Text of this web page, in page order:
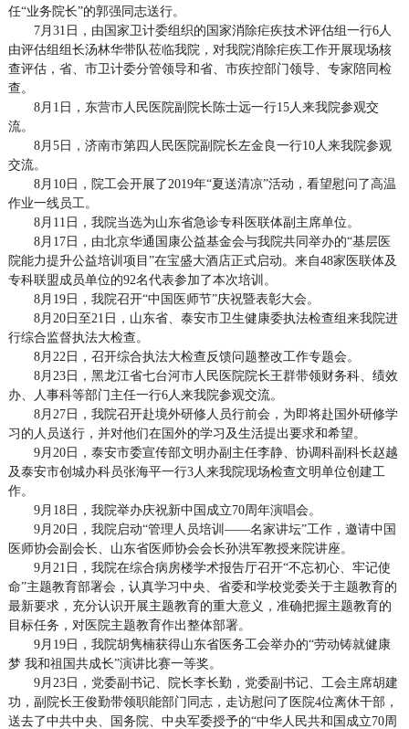
任“业务院长”的郭强同志送行。
7月31日，由国家卫计委组织的国家消除疟疾技术评估组一行6人
由评估组组长汤林华带队莅临我院，对我院消除疟疾工作开展现场核
查评估，省、市卫计委分管领导和省、市疾控部门领导、专家陪同检
查。
8月1日，东营市人民医院副院长陈士远一行15人来我院参观交
流。
8月5日，济南市第四人民医院副院长左金良一行10人来我院参观
交流。
8月10日，院工会开展了2019年“夏送清凉”活动，看望慰问了高温
作业一线员工。
8月11日，我院当选为山东省急诊专科医联体副主席单位。
8月17日，由北京华通国康公益基金会与我院共同举办的“基层医
院能力提升公益培训项目”在宝盛大酒店正式启动。来自48家医联体及
专科联盟成员单位的92名代表参加了本次培训。
8月19日，我院召开“中国医师节”庆祝暨表彰大会。
8月20日至21日，山东省、泰安市卫生健康委执法检查组来我院进
行综合监督执法大检查。
8月22日，召开综合执法大检查反馈问题整改工作专题会。
8月23日，黑龙江省七台河市人民医院院长王群带领财务科、绩效
办、人事科等部门主任一行6人来我院参观交流。
8月27日，我院召开赴境外研修人员行前会，为即将赴国外研修学
习的人员送行，并对他们在国外的学习及生活提出要求和希望。
9月20日，泰安市委宣传部文明办副主任李静、协调科副科长赵越
及泰安市创城办科员张海平一行3人来我院现场检查文明单位创建工
作。
9月18日，我院举办庆祝新中国成立70周年演唱会。
9月20日，我院启动“管理人员培训——名家讲坛”工作，邀请中国
医师协会副会长、山东省医师协会会长孙洪军教授来院讲座。
9月21日，我院在综合病房楼学术报告厅召开“不忘初心、牢记使
命”主题教育部署会，认真学习中央、省委和学校党委关于主题教育的
最新要求，充分认识开展主题教育的重大意义，准确把握主题教育的
目标任务，对医院主题教育作出整体部署。
9月19日，我院胡隽楠获得山东省医务工会举办的“劳动铸就健康
梦 我和祖国共成长”演讲比赛一等奖。
9月23日，党委副书记、院长李长勤，党委副书记、工会主席胡建
功，副院长王俊勤带领职能部门同志，走访慰问了医院4位离休干部，
送去了中共中央、国务院、中央军委授予的“中华人民共和国成立70周